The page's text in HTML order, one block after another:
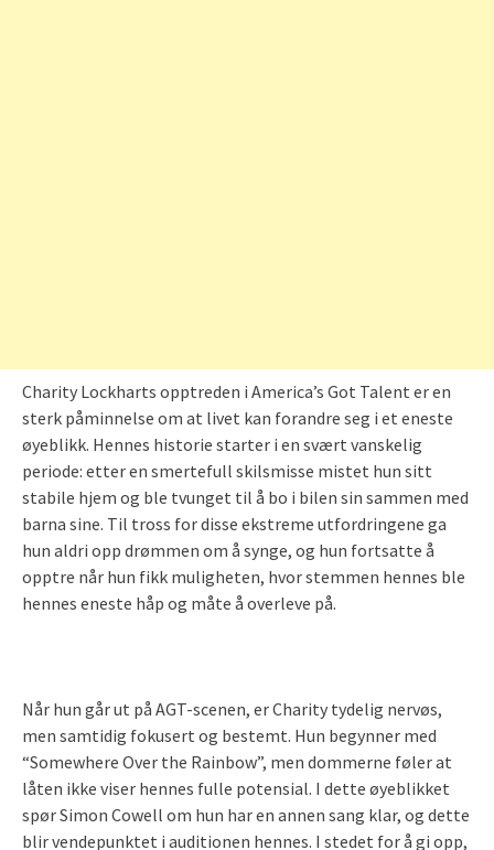
Charity Lockharts opptreden i America’s Got Talent er en
sterk påminnelse om at livet kan forandre seg i et eneste
øyeblikk. Hennes historie starter i en svært vanskelig
periode: etter en smertefull skilsmisse mistet hun sitt
stabile hjem og ble tvunget til å bo i bilen sin sammen med
barna sine. Til tross for disse ekstreme utfordringene ga
hun aldri opp drømmen om å synge, og hun fortsatte å
opptre når hun fikk muligheten, hvor stemmen hennes ble
hennes eneste håp og måte å overleve på.
Når hun går ut på AGT-scenen, er Charity tydelig nervøs,
men samtidig fokusert og bestemt. Hun begynner med
“Somewhere Over the Rainbow”, men dommerne føler at
låten ikke viser hennes fulle potensial. I dette øyeblikket
spør Simon Cowell om hun har en annen sang klar, og dette
blir vendepunktet i auditionen hennes. I stedet for å gi opp,